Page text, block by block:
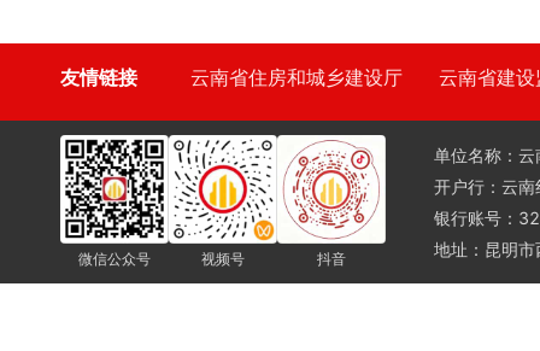
友情链接 云南省住房和城乡建设厅 云南省建
微信公众号 视频号 抖音
单位名称： 云
开户行： 云南
银行账号：
地址：昆明